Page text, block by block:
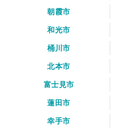
朝霞市
和光市
桶川市
北本市
富士見市
蓮田市
幸手市